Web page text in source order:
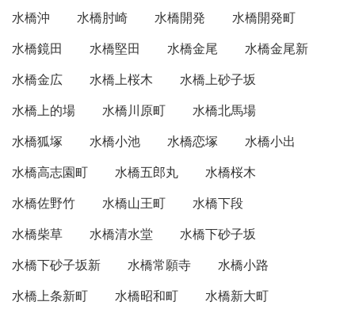
水橋沖
水橋肘崎 水橋開発
水橋開発町
水橋鏡田
水橋堅田 水橋金尾
水橋金尾新
水橋金広
水橋上桜木
水橋上砂子坂
水橋上的場
水橋川原町
水橋北馬場
水橋狐塚
水橋小池 水橋恋塚
水橋小出
水橋高志園町
水橋五郎丸
水橋桜木
水橋佐野竹
水橋山王町
水橋下段
水橋柴草
水橋清水堂
水橋下砂子坂
水橋下砂子坂新
水橋常願寺
水橋小路
水橋上条新町
水橋昭和町
水橋新大町